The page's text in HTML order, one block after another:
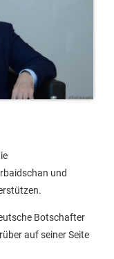
und
Botschafter
auf seiner Seite